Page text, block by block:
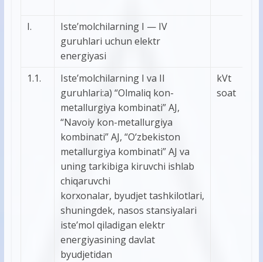
I.
Iste’molchilarning I — IV
guruhlari uchun elektr
energiyasi
1.1.
Iste’molchilarning I va II
guruhlari:a) “Olmaliq kon-
metallurgiya kombinati” AJ,
“Navoiy kon-metallurgiya
kombinati” AJ, “О‘zbekiston
metallurgiya kombinati” AJ va
uning tarkibiga kiruvchi ishlab
chiqaruvchi
korxonalar, byudjet tashkilotlari,
shuningdek, nasos stansiyalari
iste’mol qiladigan elektr
energiyasining davlat
byudjetidan
kVt
soat